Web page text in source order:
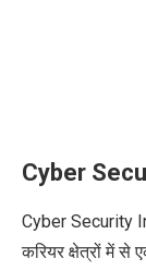
Cyber
Cyber Security
करियर क्षेत्रों में से